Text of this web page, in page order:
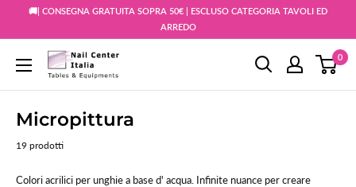
🚚| CONSEGNA GRATUITA SOPRA 50€ | ESCLUSO CATEGORIA TAVOLI ED
ARREDO
Snc
Nail
0
Micropittura
19 prodotti
Colori acrilici per unghie a base d' acqua. Infinite nuance per creare